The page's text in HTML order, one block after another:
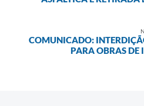
COMUNICADO:
PARA OBRAS DE